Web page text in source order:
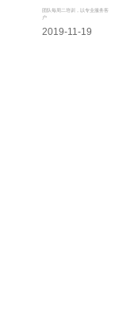
团队每周二培训，以专业服务客
户
2019-11-19